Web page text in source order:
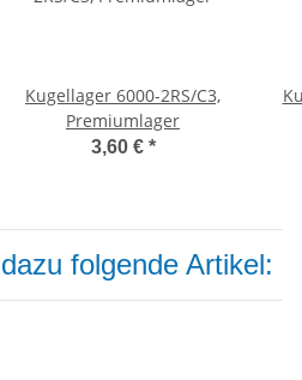
Kugellager 6000-2RS/C3,
Premiumlager
3,60 € *
folgende Artikel: